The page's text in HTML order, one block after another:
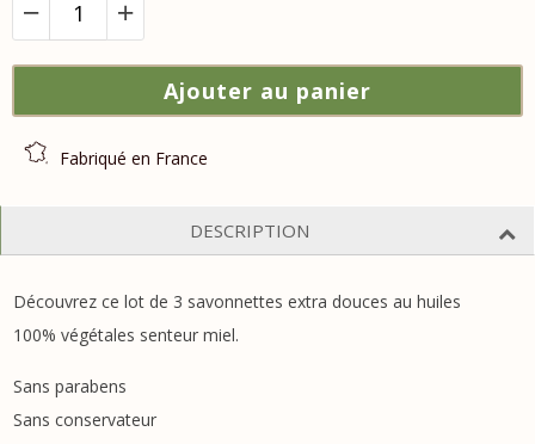
Ajouter au panier
Fabriqué en France
DESCRIPTION
Découvrez ce lot de 3 savonnettes extra douces au huiles
100% végétales senteur miel.
Sans parabens
Sans conservateur